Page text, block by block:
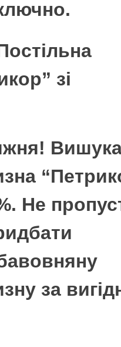
зі
Не
за